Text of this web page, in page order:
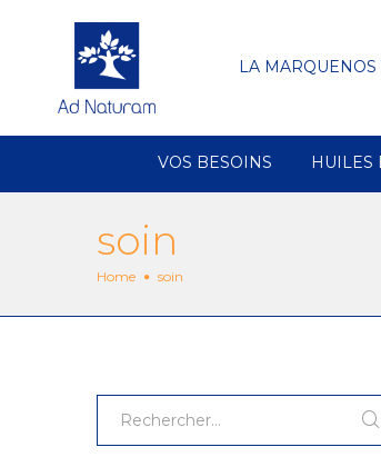
LA MARQUENOS
VOS BESOINS HUILES
soin
Home soin